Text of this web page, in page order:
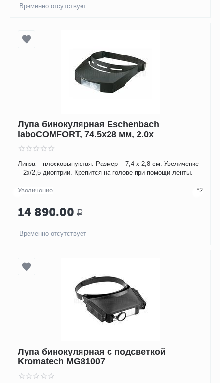
Временно отсутствует
Лупа бинокулярная Eschenbach
laboCOMFORT, 74.5х28 мм, 2.0х
Линза – плосковыпуклая. Размер – 7,4 х 2,8 см. Увеличение
– 2х/2,5 диоптрии. Крепится на голове при помощи ленты.
Увеличение *2
14 890.00 Р
Временно отсутствует
Лупа бинокулярная с подсветкой
Kromatech MG81007